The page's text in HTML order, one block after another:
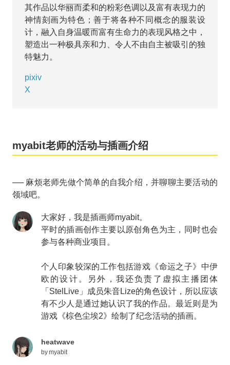
其作品以华丽而柔和的粉彩色调以及富有表现力的
神情刻画为特色；善于将各种不同概念的服装设
计，融入自身温暖而富有生命力的表现风格之中，
塑造出一种极具亲和力、令人不由自主被吸引的独
特魅力。
pixiv
X
myabit老师的活动与插画介绍
── 麻烦老师先做个简单的自我介绍，并聊聊主要活动的
领域吧。
大家好，我是插画师myabit。
平时的插画创作主要以原创角色为主，同时也会
参与各种商业项目。
个人印象较深的工作包括游戏《命运之子》中伊
欧的设计。另外，我还负责了虚拟主播团体
「StelLive」成员朱音Lize的角色设计，所以应该
有不少人是通过她认识了我的作品。最近则是为
游戏《棕色尘埃2》绘制了纪念活动的插画。
heatwave
bymyabit